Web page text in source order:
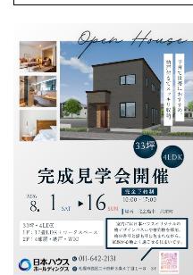
感謝訪問・長期保証
直営工事
1メーターモジュール
冷暖房標準装備
24時間対応コールセンター
理想の木材「檜」
平屋の家
外観・インテリア集
暮らし方提案
住まいのコラム
選ばれる理由
リフォームの流れ
介護保険利用で快適リフォーム
賃貸併用住宅のメリット
安心のサポートシステム
展示場案内
分譲住宅・土地
分譲マンション
分譲マンション トップ
ワザックとは
高い信頼性
会社情報
会社情報 トップ
お問い合わせ